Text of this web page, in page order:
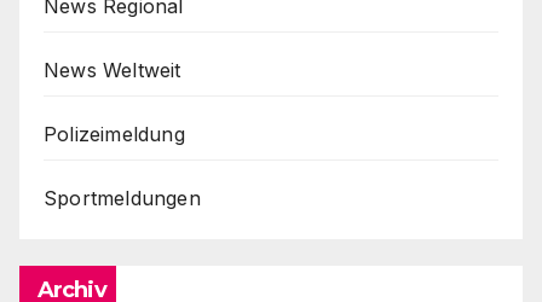
News Regional
News Weltweit
Polizeimeldung
Sportmeldungen
Archiv